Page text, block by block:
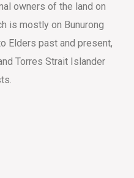
owners of the land on
is mostly on Bunurong
Elders past and present,
Torres Strait Islander